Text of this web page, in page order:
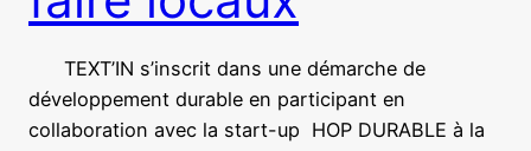
TEXT’IN s’inscrit dans une démarche de
développement durable en participant en
collaboration avec la start-up HOP DURABLE à la